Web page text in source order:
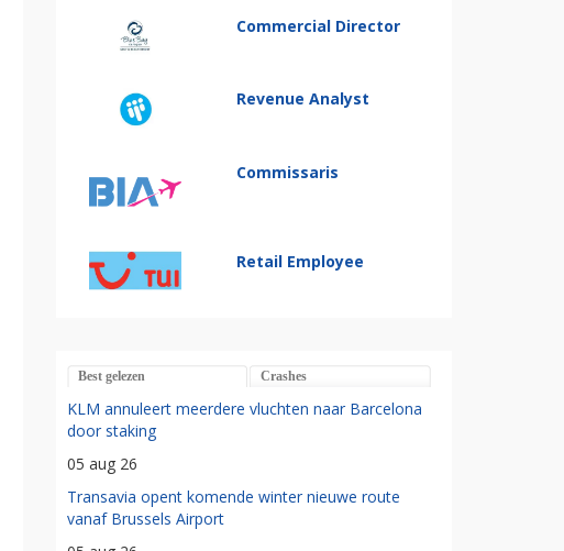
Commercial Director
Revenue Analyst
Commissaris
Retail Employee
Best gelezen Crashes
KLM annuleert meerdere vluchten naar Barcelona
door staking
05 aug 26
Transavia opent komende winter nieuwe route
vanaf Brussels Airport